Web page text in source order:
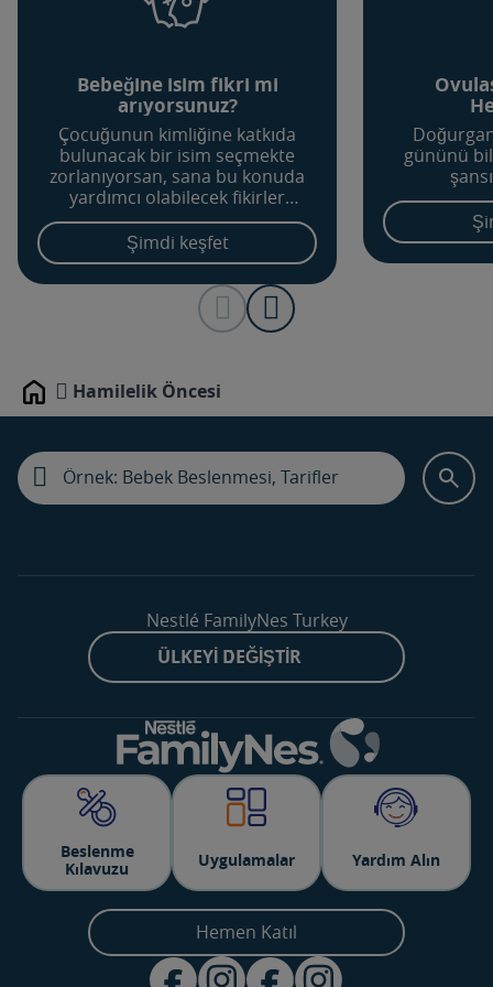
Bebeğine isim fikri mi
arıyorsunuz?
Çocuğunun kimliğine katkıda
bulunacak bir isim seçmekte
zorlanıyorsan, sana bu konuda
yardımcı olabilecek fikirler
edinmek için bebek isimleri
aracını dene.
Şimdi keşfet
gününü
Home Hamilelik Öncesi
Nestlé FamilyNes Turkey
ÜLKEYI DEĞIŞTIR
Beslenme
Kılavuzu
Uygulamalar Yardım Alın
Hemen Katıl